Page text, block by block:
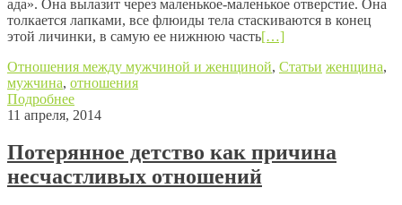
ада». Она вылазит через маленькое-маленькое отверстие. Она
толкается лапками, все флюиды тела стаскиваются в конец
этой личинки, в самую ее нижнюю часть[…]
Отношения между мужчиной и женщиной, Статьи женщина,
мужчина, отношения
Подробнее
11 апреля, 2014
Потерянное детство как причина
несчастливых отношений